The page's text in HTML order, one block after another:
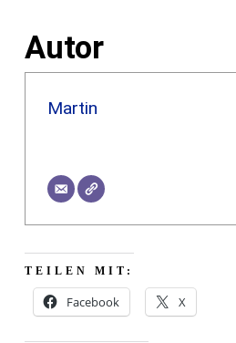
Autor
Martin
TEILEN MIT:
Facebook X